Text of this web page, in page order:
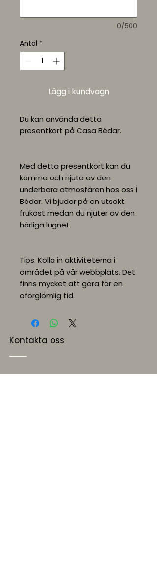
0/500
Antal *
Lägg i kundvagn
Du kan använda detta
presentkort på Casa Bédar.
Med detta presentkort kan du
komma och njuta av den
underbara atmosfären hos oss i
Bédar. Vi bjuder på en utsökt
frukost medan du njuter av den
härliga lugnet.
Tips: Kolla in aktiviteterna i
området på vår webbplats. Det
finns mycket att göra för en
oförglömlig tid.
Kontakta oss